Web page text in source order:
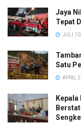
Jaya
Tepat
JULI
Satu
APRIL